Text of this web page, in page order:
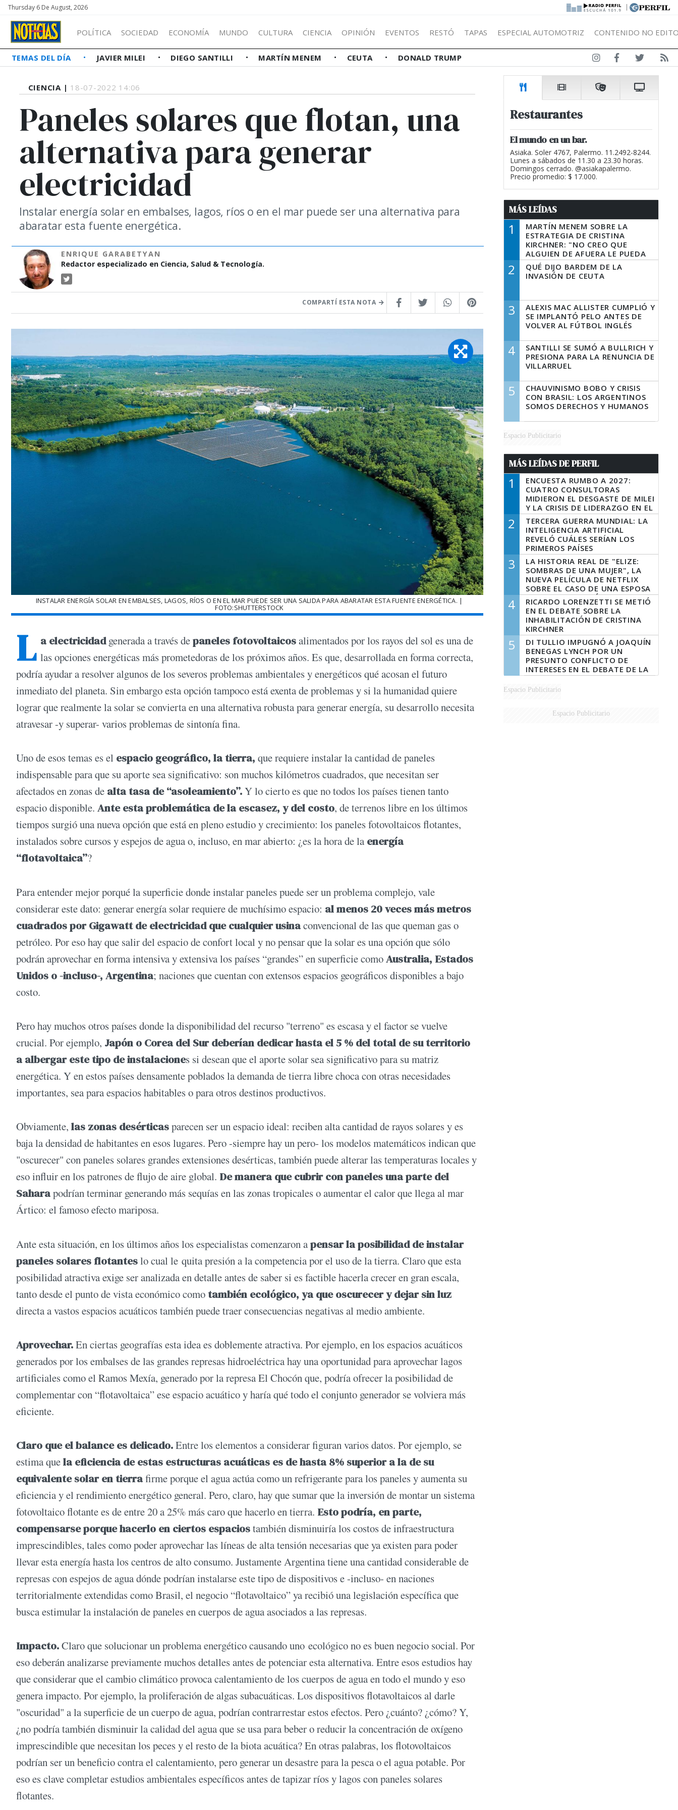
Thursday 6 De August, 2026 |
POLÍTICA SOCIEDAD ECONOMÍA MUNDO CULTURA CIENCIA OPINIÓN EVENTOS RESTÓ TAPAS ESPECIAL AUTOMOTRIZ CONTENIDO NO
TEMAS DEL DÍA JAVIER MILEI DIEGO SANTILLI MARTÍN MENEM CEUTA DONALD TRUMP
CIENCIA | 18-07-2022 14:06
Paneles solares que flotan, una
alternativa para generar
electricidad
Instalar energía solar en embalses, lagos, ríos o en el mar puede ser una alternativa para
abaratar esta fuente energética.
ENRIQUE GARABETYAN
Redactor especializado en Ciencia, Salud & Tecnología.
COMPARTÍ ESTA NOTA
INSTALAR ENERGÍA SOLAR EN EMBALSES, LAGOS, RÍOS O EN EL MAR PUEDE SER UNA SALIDA PARA ABARATAR ESTA FUENTE ENERGÉTICA. |
FOTO:SHUTTERSTOCK
L a electricidadgenerada a través depaneles fotovoltaicosalimentados por los rayos del sol es una de
las opciones energéticas más prometedoras de los próximos años. Es que, desarrollada en forma correcta,
podría ayudar a resolver algunos de los severos problemas ambientales y energéticos qué acosan el futuro
inmediato del planeta. Sin embargo esta opción tampoco está exenta de problemas y si la humanidad quiere
lograr que realmente la solar se convierta en una alternativa robusta para generar energía, su desarrollo necesita
atravesar -y superar- varios problemas de sintonía fina.
Uno de esos temas es el espacio geográfico, la tierra, que requiere instalar la cantidad de paneles
indispensable para que su aporte sea significativo: son muchos kilómetros cuadrados, que necesitan ser
afectados en zonas de alta tasa de “asoleamiento”.Y lo cierto es que no todos los países tienen tanto
espacio disponible. Ante esta problemática de la escasez, y del costo, de terrenos libre en los últimos
tiempos surgió una nueva opción que está en pleno estudio y crecimiento: los paneles fotovoltaicos flotantes,
instalados sobre cursos y espejos de agua o, incluso, en mar abierto: ¿es la hora de la energía
“flotavoltaica”?
Para entender mejor porqué la superficie donde instalar paneles puede ser un problema complejo, vale
considerar este dato: generar energía solar requiere de muchísimo espacio: al menos 20 veces más metros
cuadrados por Gigawatt de electricidad que cualquier usinaconvencional de las que queman gas o
petróleo. Por eso hay que salir del espacio de confort local y no pensar que la solar es una opción que sólo
podrán aprovechar en forma intensiva y extensiva los países “grandes” en superficie comoAustralia, Estados
Unidos o -incluso-, Argentina; naciones que cuentan con extensos espacios geográficos disponibles a bajo
costo.
Pero hay muchos otros países donde la disponibilidad del recurso "terreno" es escasa y el factor se vuelve
crucial. Por ejemplo, Japón o Corea del Sur deberían dedicar hasta el 5 % del total de su territorio
a albergar este tipo de instalaciones si desean que el aporte solar sea significativo para su matriz
energética. Y en estos países densamente poblados la demanda de tierra libre choca con otras necesidades
importantes, sea para espacios habitables o para otros destinos productivos.
Obviamente, las zonas desérticasparecen ser un espacio ideal: reciben alta cantidad de rayos solares y es
baja la densidad de habitantes en esos lugares. Pero -siempre hay un pero- los modelos matemáticos indican que
"oscurecer" con paneles solares grandes extensiones desérticas, también puede alterar las temperaturas locales y
eso influir en los patrones de flujo de aire global. De manera que cubrir con paneles una parte del
Saharapodrían terminar generando más sequías en las zonas tropicales o aumentar el calor que llega al mar
Ártico: el famoso efecto mariposa.
Ante esta situación, en los últimos años los especialistas comenzaron apensar la posibilidad de instalar
paneles solares flotanteslo cual le quita presión a la competencia por el uso de la tierra. Claro que esta
posibilidad atractiva exige ser analizada en detalle antes de saber si es factible hacerla crecer en gran escala,
tanto desde el punto de vista económico comotambién ecológico, ya que oscurecer y dejar sin luz
directa a vastos espacios acuáticos también puede traer consecuencias negativas al medio ambiente.
Aprovechar.En ciertas geografías esta idea es doblemente atractiva. Por ejemplo, en los espacios acuáticos
generados por los embalses de las grandes represas hidroeléctrica hay una oportunidad para aprovechar lagos
artificiales como el Ramos Mexía, generado por la represa El Chocón que, podría ofrecer la posibilidad de
complementar con “flotavoltaica” ese espacio acuático y haría qué todo el conjunto generador se volviera más
eficiente.
Claro que el balance es delicado.Entre los elementos a considerar figuran varios datos. Por ejemplo, se
estima quela eficiencia de estas estructuras acuáticas es de hasta 8% superior a la de su
equivalente solar en tierrafirme porque el agua actúa como un refrigerante para los paneles y aumenta su
eficiencia y el rendimiento energético general. Pero, claro, hay que sumar que la inversión de montar un sistema
fotovoltaico flotante es de entre 20 a 25% más caro que hacerlo en tierra. Esto podría, en parte,
compensarse porque hacerlo en ciertos espaciostambién disminuiría los costos de infraestructura
imprescindibles, tales como poder aprovechar las líneas de alta tensión necesarias que ya existen para poder
llevar esta energía hasta los centros de alto consumo. Justamente Argentina tiene una cantidad considerable de
represas con espejos de agua dónde podrían instalarse este tipo de dispositivos e -incluso- en naciones
territorialmente extendidas como Brasil, el negocio “flotavoltaico” ya recibió una legislación específica que
busca estimular la instalación de paneles en cuerpos de agua asociados a las represas.
Impacto.Claro que solucionar un problema energético causando uno ecológico no es buen negocio social. Por
eso deberán analizarse previamente muchos detalles antes de potenciar esta alternativa. Entre esos estudios hay
que considerar que el cambio climático provoca calentamiento de los cuerpos de agua en todo el mundo y eso
genera impacto. Por ejemplo, la proliferación de algas subacuáticas. Los dispositivos flotavoltaicos al darle
"oscuridad" a la superficie de un cuerpo de agua, podrían contrarrestar estos efectos. Pero ¿cuánto? ¿cómo? Y,
¿no podría también disminuir la calidad del agua que se usa para beber o reducir la concentración de oxígeno
imprescindible que necesitan los peces y el resto de la biota acuática? En otras palabras, los flotovoltaicos
podrían ser un beneficio contra el calentamiento, pero generar un desastre para la pesca o el agua potable. Por
eso es clave completar estudios ambientales específicos antes de tapizar ríos y lagos con paneles solares
flotantes.
Restaurantes
El mundo en un bar.
Asiaka. Soler 4767, Palermo. 11.2492-8244.
Lunes a sábados de 11.30 a 23.30 horas.
Domingos cerrado. @asiakapalermo.
Precio promedio: $ 17.000.
MÁS LEÍDAS
1
MARTÍN MENEM SOBRE LA
ESTRATEGIA DE CRISTINA
KIRCHNER: "NO CREO QUE
ALGUIEN DE AFUERA LE PUEDA
DECIR A LA JUSTICIA LO QUE
TIENE QUE HACER"
2
QUÉ DIJO BARDEM DE LA
INVASIÓN DE CEUTA
3
ALEXIS MAC ALLISTER CUMPLIÓ Y
SE IMPLANTÓ PELO ANTES DE
VOLVER AL FÚTBOL INGLÉS
4
SANTILLI SE SUMÓ A BULLRICH Y
PRESIONA PARA LA RENUNCIA DE
VILLARRUEL
5
CHAUVINISMO BOBO Y CRISIS
CON BRASIL: LOS ARGENTINOS
SOMOS DERECHOS Y HUMANOS
Espacio Publicitario
MÁS LEÍDAS DE PERFIL
1
ENCUESTA RUMBO A 2027:
CUATRO CONSULTORAS
MIDIERON EL DESGASTE DE MILEI
Y LA CRISIS DE LIDERAZGO EN EL
PERONISMO
2
TERCERA GUERRA MUNDIAL: LA
INTELIGENCIA ARTIFICIAL
REVELÓ CUÁLES SERÍAN LOS
PRIMEROS PAÍSES
LATINOAMERICANOS EN SER
DERROTADOS
3
LA HISTORIA REAL DE "ELIZE:
SOMBRAS DE UNA MUJER", LA
NUEVA PELÍCULA DE NETFLIX
SOBRE EL CASO DE UNA ESPOSA
QUE DESCUARTIZÓ A SU
MARIDO
4
RICARDO LORENZETTI SE METIÓ
EN EL DEBATE SOBRE LA
INHABILITACIÓN DE CRISTINA
KIRCHNER
5
DI TULLIO IMPUGNÓ A JOAQUÍN
BENEGAS LYNCH POR UN
PRESUNTO CONFLICTO DE
INTERESES EN EL DEBATE DE LA
LEY DE TIERRAS
Espacio Publicitario
Espacio Publicitario